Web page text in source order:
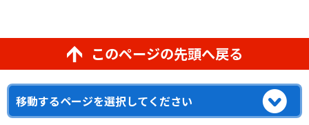
このページの先頭へ戻る